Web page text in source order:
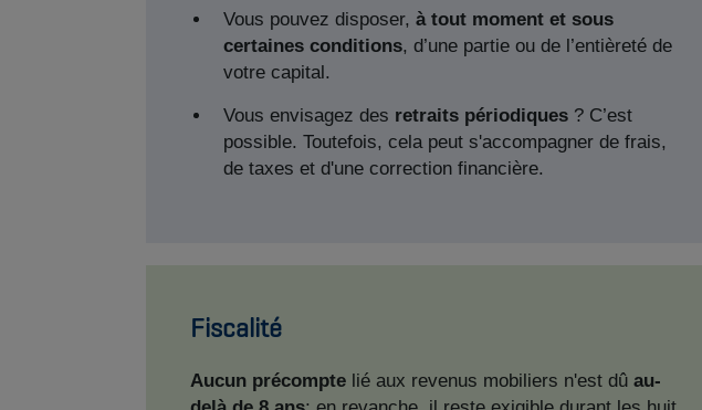
Vous pouvez disposer, à tout moment et sous
certaines conditions, d’une partie ou de l’entièreté de
votre capital.
Vous envisagez des retraits périodiques ? C’est
possible. Toutefois, cela peut s'accompagner de frais,
de taxes et d'une correction financière.
Fiscalité
Aucun précompte lié aux revenus mobiliers n'est dû au-